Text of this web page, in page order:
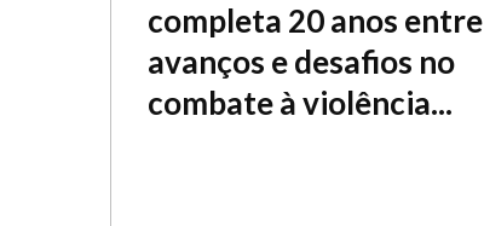
completa 20 anos entre
avanços e desafios no
combate à violência...